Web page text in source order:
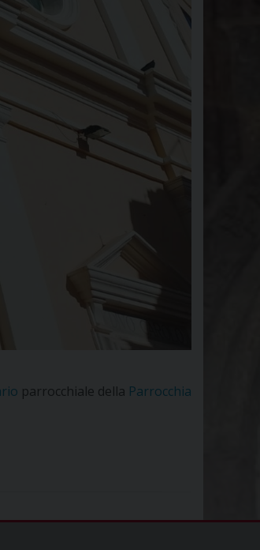
parrocchiale della Parrocchia